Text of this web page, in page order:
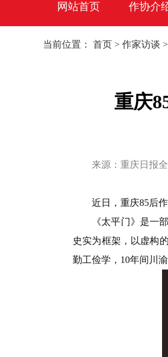
网站首页 作协介
当前位置： 首页 > 作家访谈
重庆
来源：重庆日报
近日，重庆85后
《太平门》是一
史实为框架，以虚构
勤工俭学，10年间川